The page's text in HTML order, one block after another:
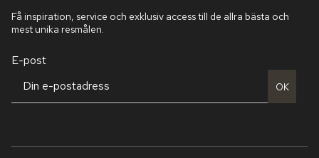
Få inspiration, service och exklusiv access till de allra bästa och
mest unika resmålen.
E-post
OK